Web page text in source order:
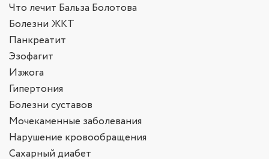
Что лечит Бальза Болотова
Болезни ЖКТ
Панкреатит
Эзофагит
Изжога
Гипертония
Болезни суставов
Мочекаменные заболевания
Нарушение кровообращения
Сахарный диабет